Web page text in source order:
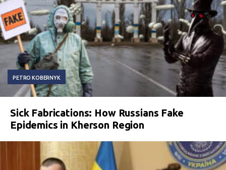
PETRO KOBERNYK
Sick Fabrications: How Russians Fake
Epidemics in Kherson Region